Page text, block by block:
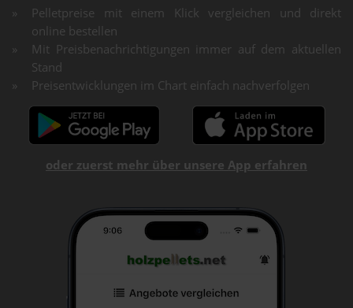
Pelletpreise mit einem Klick vergleichen und direkt
online bestellen
Mit Preisbenachrichtigungen immer auf dem aktuellen
Stand
Preisentwicklungen im Chart einfach nachverfolgen
oder zuerst mehr über unsere App erfahren